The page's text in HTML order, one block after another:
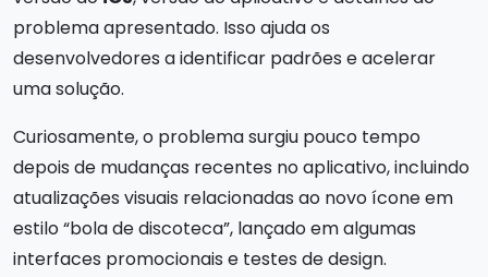
problema apresentado. Isso ajuda os
desenvolvedores a identificar padrões e acelerar
uma solução.
Curiosamente, o problema surgiu pouco tempo
depois de mudanças recentes no aplicativo, incluindo
atualizações visuais relacionadas ao novo ícone em
estilo “bola de discoteca”, lançado em algumas
interfaces promocionais e testes de design.